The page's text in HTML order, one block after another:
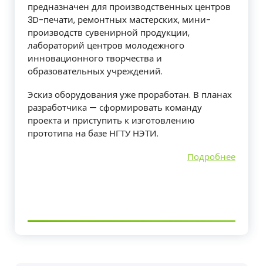
предназначен для производственных центров
3D-печати, ремонтных мастерских, мини-
производств сувенирной продукции,
лабораторий центров молодежного
инновационного творчества и
образовательных учреждений.
Эскиз оборудования уже проработан. В планах
разработчика — сформировать команду
проекта и приступить к изготовлению
прототипа на базе НГТУ НЭТИ.
Подробнее